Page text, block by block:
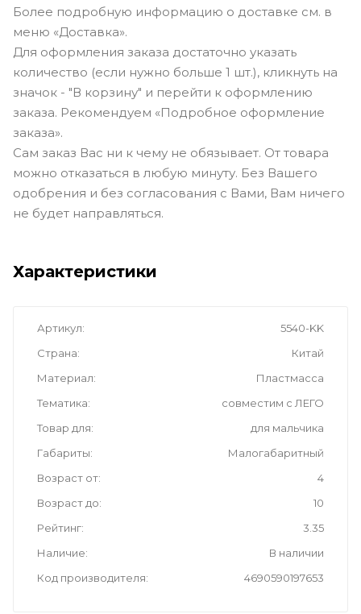
Более подробную информацию о доставке см. в
меню «Доставка».
Для оформления заказа достаточно указать
количество (если нужно больше 1 шт.), кликнуть на
значок - "В корзину" и перейти к оформлению
заказа. Рекомендуем «Подробное оформление
заказа».
Сам заказ Вас ни к чему не обязывает. От товара
можно отказаться в любую минуту. Без Вашего
одобрения и без согласования с Вами, Вам ничего
не будет направляться.
Характеристики
Артикул
5540-KK
Страна
Китай
Материал
Пластмасса
Тематика
совместим с ЛЕГО
Товар для
для мальчика
Габариты
Малогабаритный
Возраст от
4
Возраст до
10
Рейтинг
3.35
Наличие
В наличии
Код производителя
4690590197653